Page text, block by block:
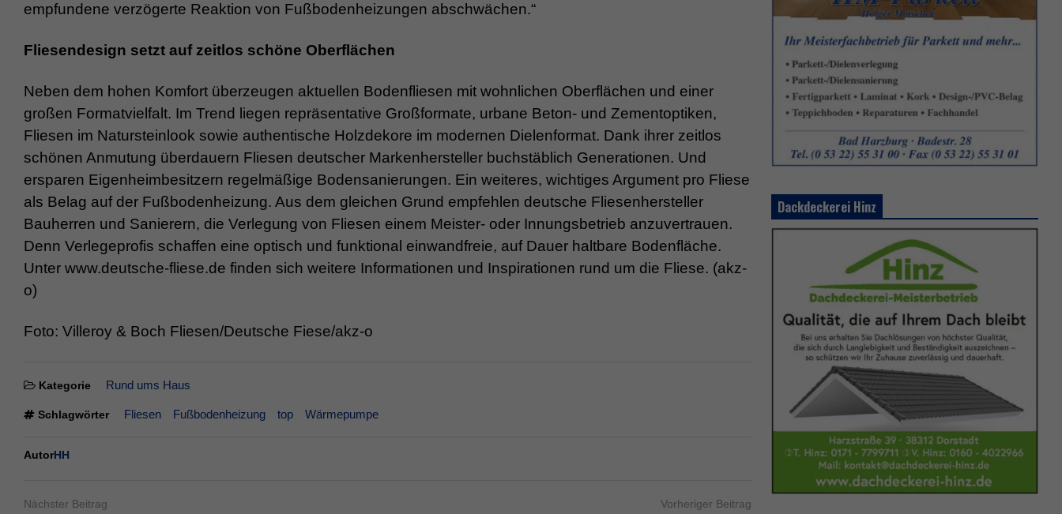
empfundene verzögerte Reaktion von Fußbodenheizungen abschwächen.“
Fliesendesign setzt auf zeitlos schöne Oberflächen
Neben dem hohen Komfort überzeugen aktuellen Bodenfliesen mit wohnlichen Oberflächen und einer
großen Formatvielfalt. Im Trend liegen repräsentative Großformate, urbane Beton- und Zementoptiken,
Fliesen im Natursteinlook sowie authentische Holzdekore im modernen Dielenformat. Dank ihrer zeitlos
schönen Anmutung überdauern Fliesen deutscher Markenhersteller buchstäblich Generationen. Und
ersparen Eigenheimbesitzern regelmäßige Bodensanierungen. Ein weiteres, wichtiges Argument pro Fliese
als Belag auf der Fußbodenheizung. Aus dem gleichen Grund empfehlen deutsche Fliesenhersteller
Bauherren und Sanierern, die Verlegung von Fliesen einem Meister- oder Innungsbetrieb anzuvertrauen.
Denn Verlegeprofis schaffen eine optisch und funktional einwandfreie, auf Dauer haltbare Bodenfläche.
Unter www.deutsche-fliese.de finden sich weitere Informationen und Inspirationen rund um die Fliese. (akz-
o)
Foto: Villeroy & Boch Fliesen/Deutsche Fiese/akz-o
Kategorie Rund ums Haus
Schlagwörter Fliesen Fußbodenheizung top Wärmepumpe
Autor HH
Nächster Beitrag Vorheriger Beitrag
Dackdeckerei Hinz